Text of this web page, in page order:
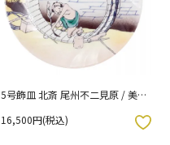
5号飾皿 北斎 尾州不二見原 / 美
16,500円(税込)